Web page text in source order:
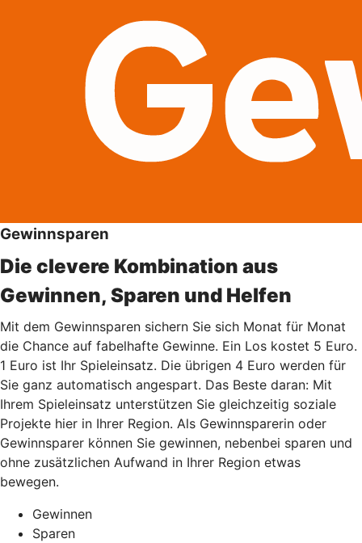
Gewinnsparen
Die clevere Kombination aus
Gewinnen, Sparen und Helfen
Mit dem Gewinnsparen sichern Sie sich Monat für Monat
die Chance auf fabelhafte Gewinne. Ein Los kostet 5 Euro.
1 Euro ist Ihr Spieleinsatz. Die übrigen 4 Euro werden für
Sie ganz automatisch angespart. Das Beste daran: Mit
Ihrem Spieleinsatz unterstützen Sie gleichzeitig soziale
Projekte hier in Ihrer Region. Als Gewinnsparerin oder
Gewinnsparer können Sie gewinnen, nebenbei sparen und
ohne zusätzlichen Aufwand in Ihrer Region etwas
bewegen.
Gewinnen
Sparen